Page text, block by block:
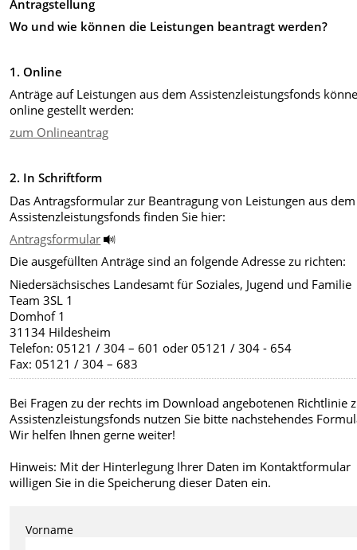
Antragstellung
Wo und wie können die Leistungen beantragt werden?
1. Online
Anträge auf Leistungen aus dem Assistenzleistungsfonds
online gestellt werden:
zum Onlineantrag
2. In Schriftform
Das Antragsformular zur Beantragung von Leistungen aus dem
Assistenzleistungsfonds finden Sie hier:
Antragsformular
Die ausgefüllten Anträge sind an folgende Adresse zu richten:
Niedersächsisches Landesamt für Soziales, Jugend und Familie
Team 3SL 1
Domhof 1
31134 Hildesheim
Telefon: 05121 / 304 – 601 oder 05121 / 304 - 654
Fax: 05121 / 304 – 683
Bei Fragen zu der rechts im Download angebotenen Richtlinie
Assistenzleistungsfonds nutzen Sie bitte nachstehendes
Wir helfen Ihnen gerne weiter!
Hinweis: Mit der Hinterlegung Ihrer Daten im Kontaktformular
willigen Sie in die Speicherung dieser Daten ein.
Vorname